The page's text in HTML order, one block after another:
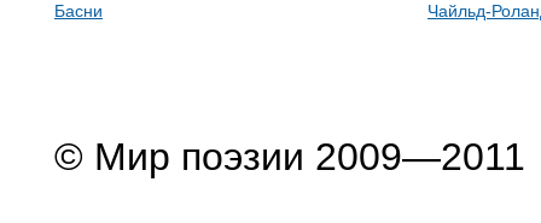
Басни
Чайльд-
© Мир поэзии 2009—2011